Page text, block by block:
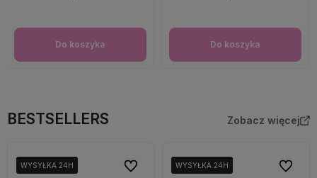
Do koszyka Do koszyka
BESTSELLERS Zobacz więcej
WYSYŁKA 24H
WYSYŁKA 24H
WYSYŁKA 24H Do ulubionychWYSYŁKA 24H
WYSYŁKA 24H
WYSYŁKA 24H Do